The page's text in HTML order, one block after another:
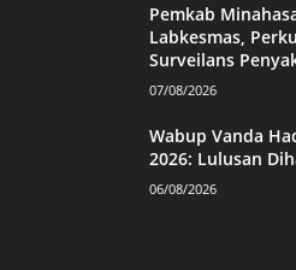
Pemkab
Labkesmas,
Surveilans
07/08/2026
Wabup Vanda
2026: Lulusan
06/08/2026